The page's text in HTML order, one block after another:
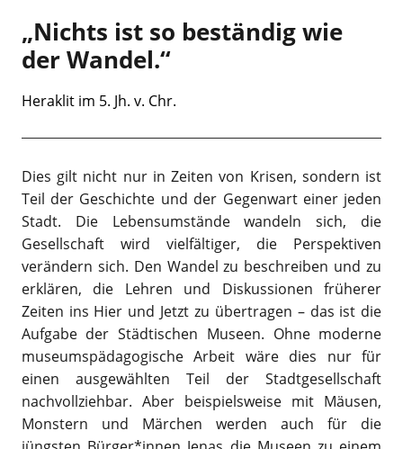
„Nichts ist so beständig wie
der Wandel.“
Heraklit im 5. Jh. v. Chr.
Dies gilt nicht nur in Zeiten von Krisen, sondern ist
Teil der Geschichte und der Gegenwart einer jeden
Stadt. Die Lebensumstände wandeln sich, die
Gesellschaft wird vielfältiger, die Perspektiven
verändern sich. Den Wandel zu beschreiben und zu
erklären, die Lehren und Diskussionen früherer
Zeiten ins Hier und Jetzt zu übertragen – das ist die
Aufgabe der Städtischen Museen. Ohne moderne
museumspädagogische Arbeit wäre dies nur für
einen ausgewählten Teil der Stadtgesellschaft
nachvollziehbar. Aber beispielsweise mit Mäusen,
Monstern und Märchen werden auch für die